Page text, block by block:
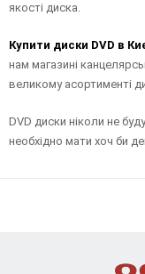
якості диска.
Купити диски DVD в
нам магазині
великому асортименті
DVD диски ніколи не
необхідно мати хоч би